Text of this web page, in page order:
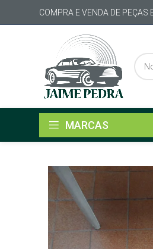
COMPRA E VENDA DE PEÇAS
MARCAS